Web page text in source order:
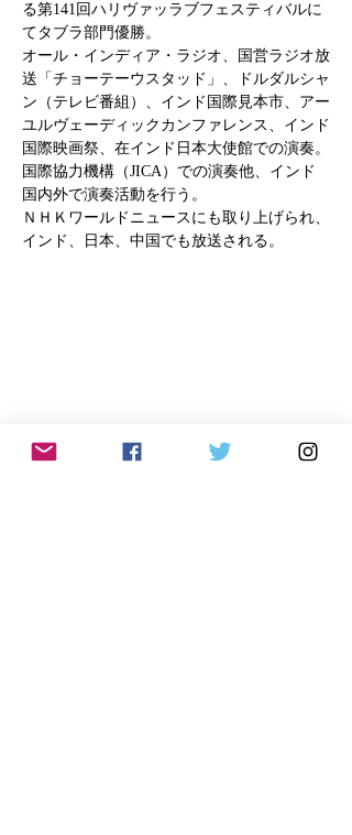
る第141回ハリヴァッラブフェスティバルに
てタブラ部門優勝。
オール・インディア・ラジオ、国営ラジオ放
送「チョーテーウスタッド」、ドルダルシャ
ン（テレビ番組）、インド国際見本市、アー
ユルヴェーディックカンファレンス、インド
国際映画祭、在インド日本大使館での演奏。
国際協力機構（JICA）での演奏他、インド
国内外で演奏活動を行う。
ＮＨＫワールドニュースにも取り上げられ、
インド、日本、中国でも放送される。